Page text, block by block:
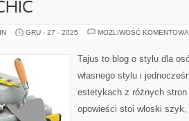
GRU - 27 - 2025 MOŻLIWOŚĆ
Tajus to blog o stylu dla
własnego stylu i
estetykach z różnych
opowieści stoi włoski